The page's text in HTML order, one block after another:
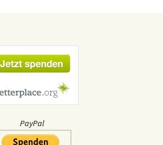
PayPal